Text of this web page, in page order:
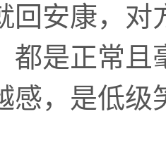
回安康，
都是正常
感，是低级